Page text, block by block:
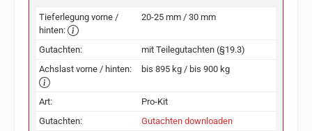
Tieferlegung vorne /
hinten:
20-25 mm / 30 mm
Gutachten:
mit Teilegutachten (§19.3)
Achslast vorne / hinten:
bis 895 kg / bis 900 kg
Art:
Pro-Kit
Gutachten:
Gutachten downloaden